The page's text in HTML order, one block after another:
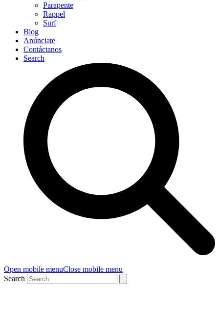
Parapente
Rappel
Surf
Blog
Anúnciate
Contáctanos
Search
Open mobile menuClose mobile menu
Search